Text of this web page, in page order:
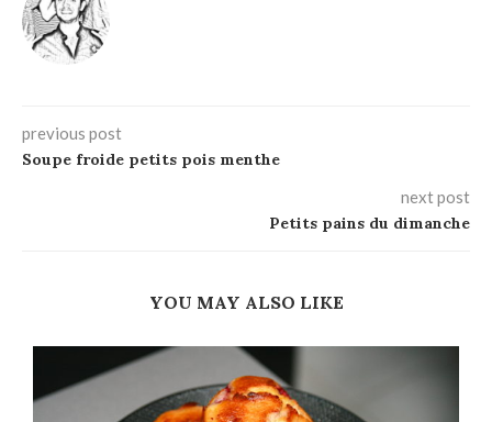
previous post
Soupe froide petits pois menthe
next post
Petits pains du dimanche
YOU MAY ALSO LIKE